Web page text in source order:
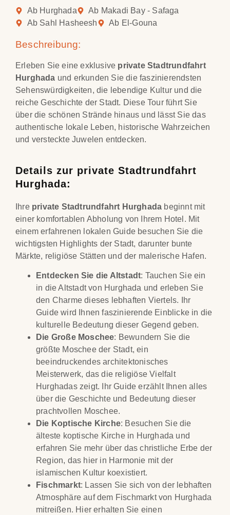
Ab Hurghada
Ab Makadi Bay - Safaga
Ab Sahl Hasheesh
Ab El-Gouna
Beschreibung:
Erleben Sie eine exklusive private Stadtrundfahrt
Hurghada und erkunden Sie die faszinierendsten
Sehenswürdigkeiten, die lebendige Kultur und die
reiche Geschichte der Stadt. Diese Tour führt Sie
über die schönen Strände hinaus und lässt Sie das
authentische lokale Leben, historische Wahrzeichen
und versteckte Juwelen entdecken.
Details zur private Stadtrundfahrt
Hurghada:
Ihre private Stadtrundfahrt Hurghada beginnt mit
einer komfortablen Abholung von Ihrem Hotel. Mit
einem erfahrenen lokalen Guide besuchen Sie die
wichtigsten Highlights der Stadt, darunter bunte
Märkte, religiöse Stätten und der malerische Hafen.
Entdecken Sie die Altstadt: Tauchen Sie ein
in die Altstadt von Hurghada und erleben Sie
den Charme dieses lebhaften Viertels. Ihr
Guide wird Ihnen faszinierende Einblicke in die
kulturelle Bedeutung dieser Gegend geben.
Die Große Moschee: Bewundern Sie die
größte Moschee der Stadt, ein
beeindruckendes architektonisches
Meisterwerk, das die religiöse Vielfalt
Hurghadas zeigt. Ihr Guide erzählt Ihnen alles
über die Geschichte und Bedeutung dieser
prachtvollen Moschee.
Die Koptische Kirche: Besuchen Sie die
älteste koptische Kirche in Hurghada und
erfahren Sie mehr über das christliche Erbe der
Region, das hier in Harmonie mit der
islamischen Kultur koexistiert.
Fischmarkt: Lassen Sie sich von der lebhaften
Atmosphäre auf dem Fischmarkt von Hurghada
mitreißen. Hier erhalten Sie einen